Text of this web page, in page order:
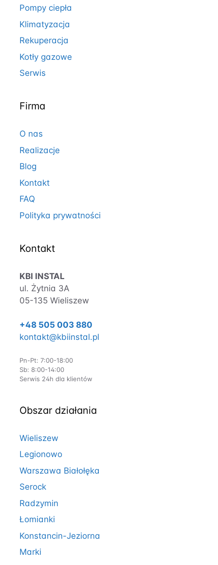
Pompy ciepła
Klimatyzacja
Rekuperacja
Kotły gazowe
Serwis
Firma
O nas
Realizacje
Blog
Kontakt
FAQ
Polityka prywatności
Kontakt
KBI INSTAL
ul. Żytnia 3A
05-135 Wieliszew
+48 505 003 880
kontakt@kbiinstal.pl
Pn-Pt: 7:00-18:00
Sb: 8:00-14:00
Serwis 24h dla klientów
Obszar działania
Wieliszew
Legionowo
Warszawa Białołęka
Serock
Radzymin
Łomianki
Konstancin-Jeziorna
Marki